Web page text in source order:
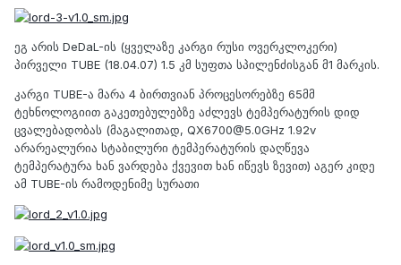
ეგ არის DeDaL-ის (ყველაზე კარგი რუსი ოვერკლოკერი)
პირველი TUBE (18.04.07) 1.5 კმ სუფთა სპილენძისგან მ1 მარკის.
კარგი TUBE-ა მარა 4 ბირთვიან პროცესორებზე 65მმ
ტეხნოლოგიით გაკეთებულებზე აძლევს ტემპერატურის დიდ
ცვალებადობას (მაგალითად, QX6700@5.0GHz 1.92v
არარეალურია სტაბილური ტემპერატურის დაღწევა
ტემპერატურა ხან ვარდება ქვევით ხან იწევს ზევით) აგერ კიდე
ამ TUBE-ის რამოდენიმე სურათი